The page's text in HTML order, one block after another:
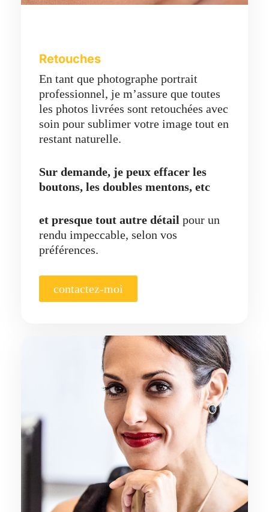
Retouches
En tant que photographe portrait
professionnel, je m’assure que toutes
les photos livrées sont retouchées avec
soin pour sublimer votre image tout en
restant naturelle.
Sur demande, je peux effacer les
boutons, les doubles mentons, etc
et presque tout autre détail pour un
rendu impeccable, selon vos
préférences.
contactez-moi